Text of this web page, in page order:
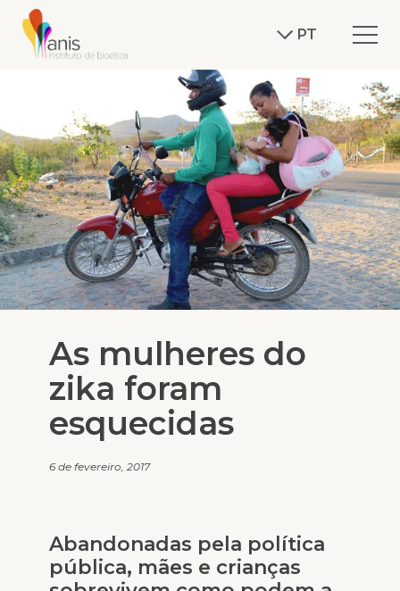
PT
As mulheres do
zika foram
esquecidas
6 de fevereiro, 2017
Abandonadas pela política
pública, mães e crianças